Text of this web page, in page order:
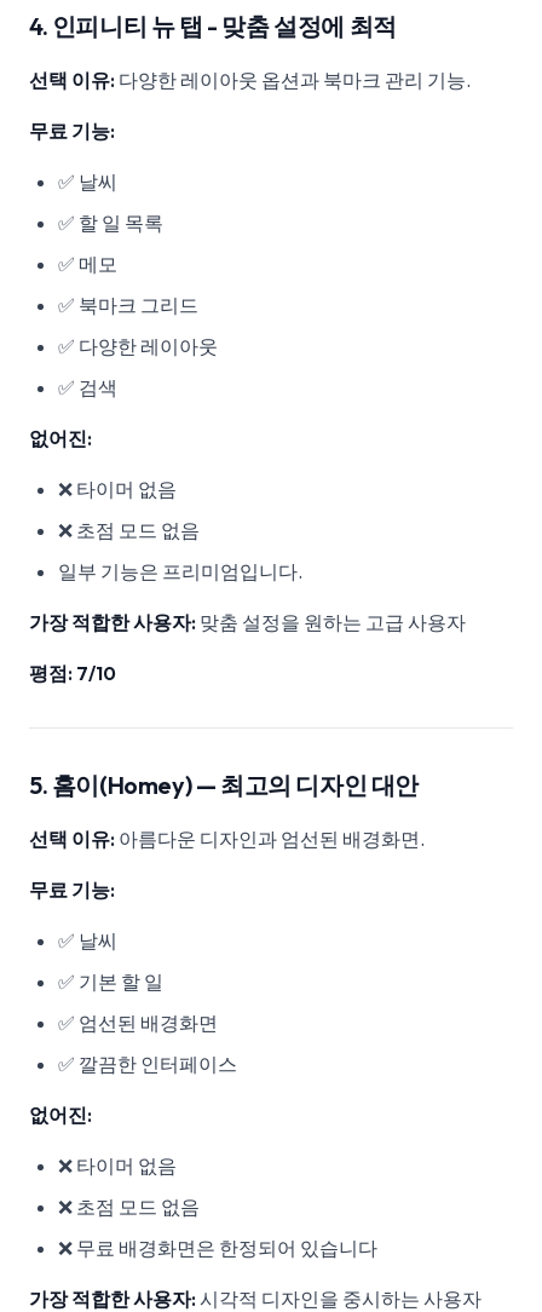
4. 인피니티 뉴 탭 - 맞춤 설정에 최적
선택 이유: 다양한 레이아웃 옵션과 북마크 관리 기능.
무료 기능:
✅ 날씨
✅ 할 일 목록
✅ 메모
✅ 북마크 그리드
✅ 다양한 레이아웃
✅ 검색
없어진:
❌ 타이머 없음
❌ 초점 모드 없음
일부 기능은 프리미엄입니다.
가장 적합한 사용자: 맞춤 설정을 원하는 고급 사용자
평점: 7/10
5. 홈이(Homey) — 최고의 디자인 대안
선택 이유: 아름다운 디자인과 엄선된 배경화면.
무료 기능:
✅ 날씨
✅ 기본 할 일
✅ 엄선된 배경화면
✅ 깔끔한 인터페이스
없어진:
❌ 타이머 없음
❌ 초점 모드 없음
❌ 무료 배경화면은 한정되어 있습니다
가장 적합한 사용자:시각적 디자인을 중시하는 사용자